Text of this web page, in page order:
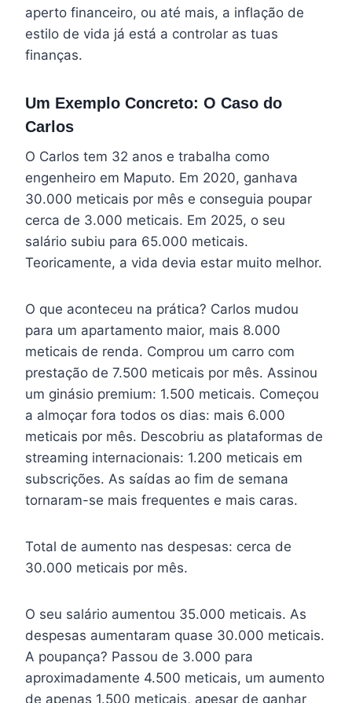
aperto financeiro, ou até mais, a inflação de
estilo de vida já está a controlar as tuas
finanças.
Um Exemplo Concreto: O Caso do
Carlos
O Carlos tem 32 anos e trabalha como
engenheiro em Maputo. Em 2020, ganhava
30.000 meticais por mês e conseguia poupar
cerca de 3.000 meticais. Em 2025, o seu
salário subiu para 65.000 meticais.
Teoricamente, a vida devia estar muito melhor.
O que aconteceu na prática? Carlos mudou
para um apartamento maior, mais 8.000
meticais de renda. Comprou um carro com
prestação de 7.500 meticais por mês. Assinou
um ginásio premium: 1.500 meticais. Começou
a almoçar fora todos os dias: mais 6.000
meticais por mês. Descobriu as plataformas de
streaming internacionais: 1.200 meticais em
subscrições. As saídas ao fim de semana
tornaram-se mais frequentes e mais caras.
Total de aumento nas despesas: cerca de
30.000 meticais por mês.
O seu salário aumentou 35.000 meticais. As
despesas aumentaram quase 30.000 meticais.
A poupança? Passou de 3.000 para
aproximadamente 4.500 meticais, um aumento
de apenas 1.500 meticais, apesar de ganhar